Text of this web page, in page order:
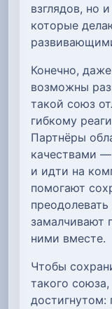
взглядов, но
которые
Конечно,
возможны
такой союз
гибкому
Партнёры
качествами
и идти на
помогают
замалчивают
ними вместе.
Чтобы
такого
достигнутом: